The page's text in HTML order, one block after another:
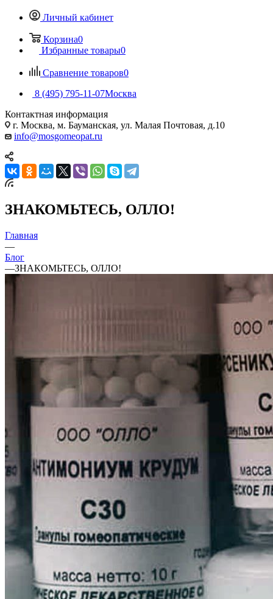
Личный кабинет
Корзина0
Избранные товары0
Сравнение товаров0
8 (495) 795-11-07Москва
Контактная информация
г. Москва, м. Бауманская, ул. Малая Почтовая, д.10
info@mosgomeopat.ru
ЗНАКОМЬТЕСЬ, ОЛЛО!
Главная
—
Блог
—ЗНАКОМЬТЕСЬ, ОЛЛО!